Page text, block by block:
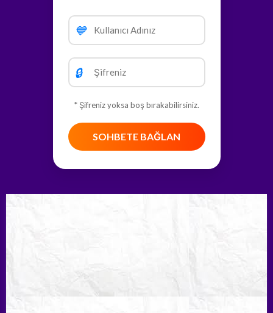
💙
🔒
* Şifreniz yoksa boş bırakabilirsiniz.
SOHBETE BAĞLAN